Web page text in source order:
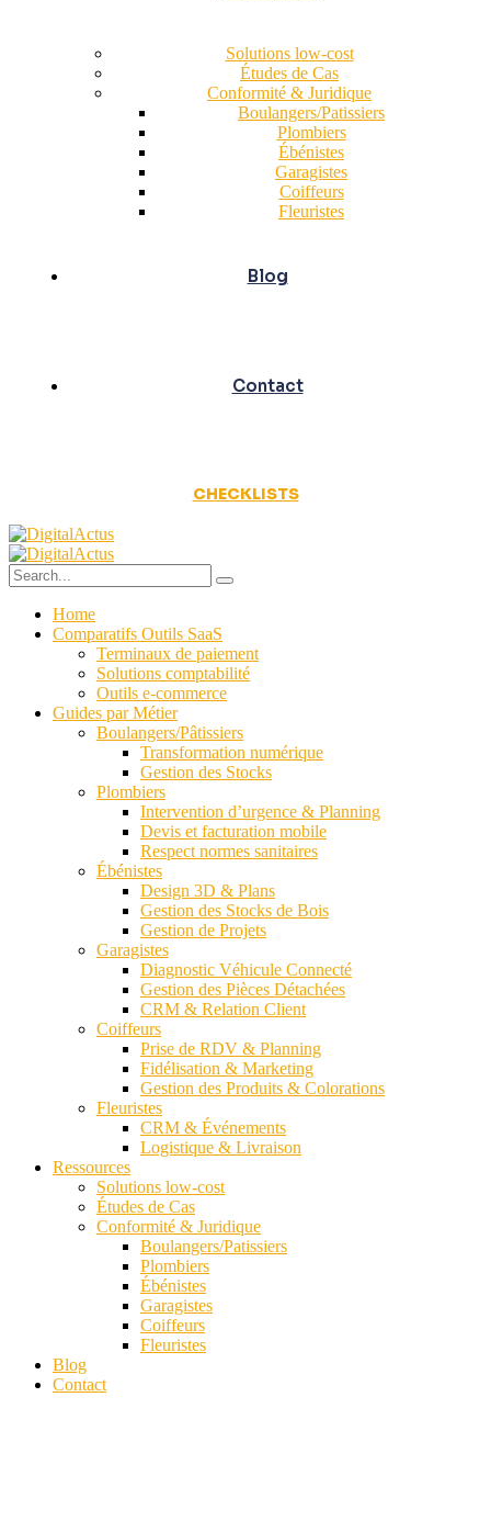
Solutions low-cost
Études de Cas
Conformité & Juridique
Boulangers/Patissiers
Plombiers
Ébénistes
Garagistes
Coiffeurs
Fleuristes
Blog
Contact
CHECKLISTS
Home
Comparatifs Outils SaaS
Terminaux de paiement
Solutions comptabilité
Outils e-commerce
Guides par Métier
Boulangers/Pâtissiers
Transformation numérique
Gestion des Stocks
Plombiers
Intervention d’urgence & Planning
Devis et facturation mobile
Respect normes sanitaires
Ébénistes
Design 3D & Plans
Gestion des Stocks de Bois
Gestion de Projets
Garagistes
Diagnostic Véhicule Connecté
Gestion des Pièces Détachées
CRM & Relation Client
Coiffeurs
Prise de RDV & Planning
Fidélisation & Marketing
Gestion des Produits & Colorations
Fleuristes
CRM & Événements
Logistique & Livraison
Ressources
Solutions low-cost
Études de Cas
Conformité & Juridique
Boulangers/Patissiers
Plombiers
Ébénistes
Garagistes
Coiffeurs
Fleuristes
Blog
Contact